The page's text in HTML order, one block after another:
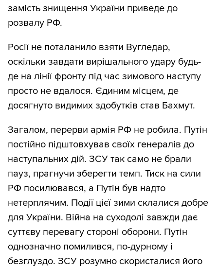
замість знищення України приведе до
розвалу РФ.
Росії не поталанило взяти Вугледар,
оскільки завдати вирішального удару будь-
де на лінії фронту під час зимового наступу
просто не вдалося. Єдиним місцем, де
досягнуто видимих здобутків став Бахмут.
Загалом, перерви армія РФ не робила. Путін
постійно підштовхував своїх генералів до
наступальних дій. ЗСУ так само не брали
пауз, прагнучи зберегти темп. Тиск на сили
РФ посилювався, а Путін був надто
нетерплячим. Події цієї зими склалися добре
для України. Війна на суходолі завжди дає
суттєву перевагу стороні оборони. Путін
однозначно помилився, по-дурному і
безглуздо. ЗСУ розумно скористалися його